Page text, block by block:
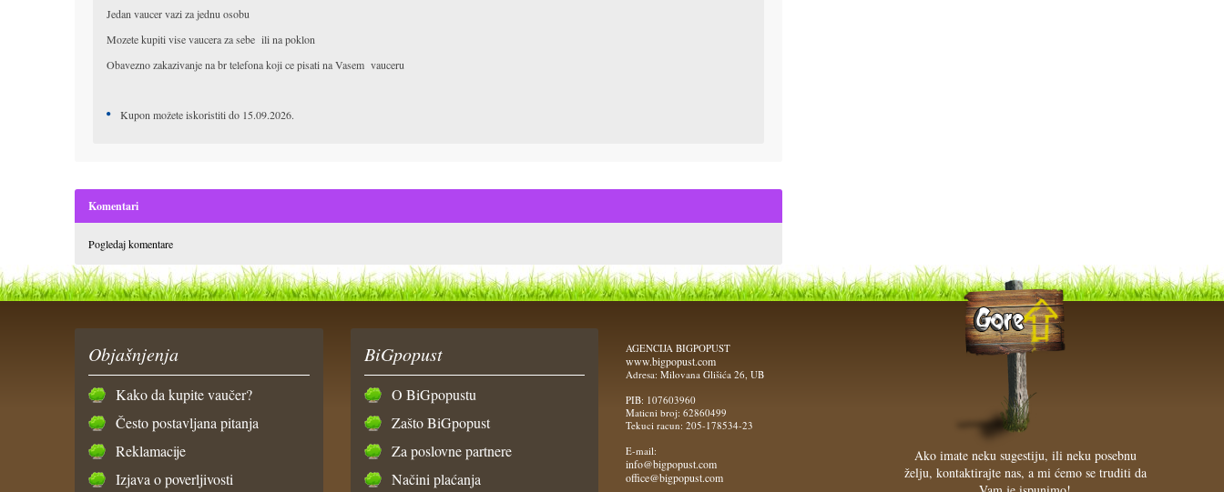
Jedan vaucer vazi za jednu osobu
Mozete kupiti vise vaucera za sebe ili na poklon
Obavezno zakazivanje na br telefona koji ce pisati na Vasem vauceru
Kupon možete iskoristiti do 15.09.2026.
Komentari
Pogledaj komentare
Objašnjenja
Kako da kupite vaučer?
Često postavljana pitanja
Reklamacije
Izjava o poverljivosti
BiGpopust
O BiGpopustu
Zašto BiGpopust
Za poslovne partnere
Načini plaćanja
AGENCIJA BIGPOPUST
www.bigpopust.com
Adresa: Milovana Glišića 26, UB
PIB: 107603960
Maticni broj: 62860499
Tekuci racun: 205-178534-23
E-mail:
info@bigpopust.com
office@bigpopust.com
Ako imate neku sugestiju, ili neku posebnu
želju, kontaktirajte nas, a mi ćemo se truditi da